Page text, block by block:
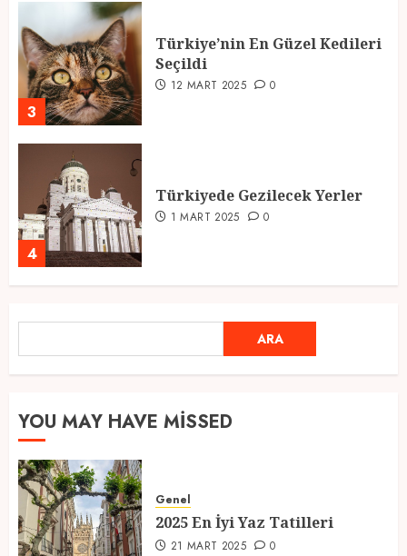
3
Türkiye’nin En Güzel Kedileri
Seçildi
12 MART 2025 0
4
Türkiyede Gezilecek Yerler
1 MART 2025 0
Ramazan Ayı 2025: Manevi
Atmosfer ve Özel Hazırlıklar
1
21 MART 2025
ARA
YOU MAY HAVE MISSED
Genel
2025 En İyi Yaz Tatilleri
21 MART 2025 0